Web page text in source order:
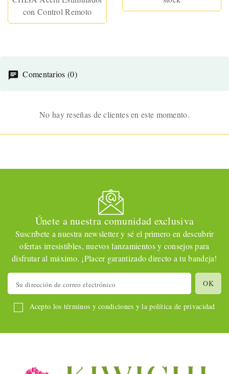
con Control Remoto
Comentarios (0)
No hay reseñas de clientes en este momento.
Únete a nuestra comunidad exclusiva
Suscríbete a nuestra newsletter y sé el primero en descubrir
ofertas irresistibles, nuevos lanzamientos y consejos para
disfrutar al máximo. ¡Placer garantizado directo a tu bandeja!
Acepto los términos y condiciones y la política de privacidad